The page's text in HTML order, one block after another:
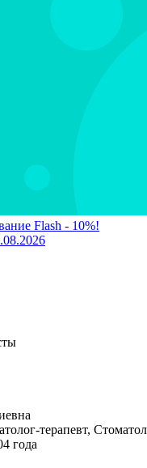
Flash - 10%!
терапевт,
года